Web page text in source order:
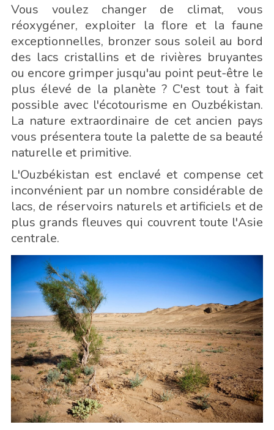
Vous voulez changer de climat, vous
réoxygéner, exploiter la flore et la faune
exceptionnelles, bronzer sous soleil au bord
des lacs cristallins et de rivières bruyantes
ou encore grimper jusqu'au point peut-être le
plus élevé de la planète ? C'est tout à fait
possible avec l'écotourisme en Ouzbékistan.
La nature extraordinaire de cet ancien pays
vous présentera toute la palette de sa beauté
naturelle et primitive.
L'Ouzbékistan est enclavé et compense cet
inconvénient par un nombre considérable de
lacs, de réservoirs naturels et artificiels et de
plus grands fleuves qui couvrent toute l'Asie
centrale.